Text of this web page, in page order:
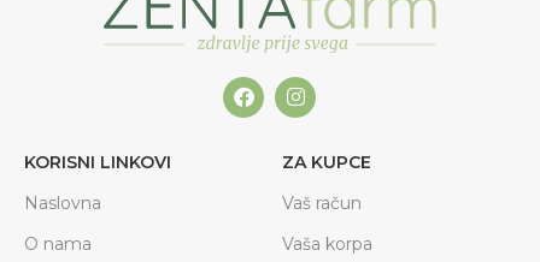
KORISNI LINKOVI
Naslovna
O nama
ZA KUPCE
Vaš račun
Vaša korpa